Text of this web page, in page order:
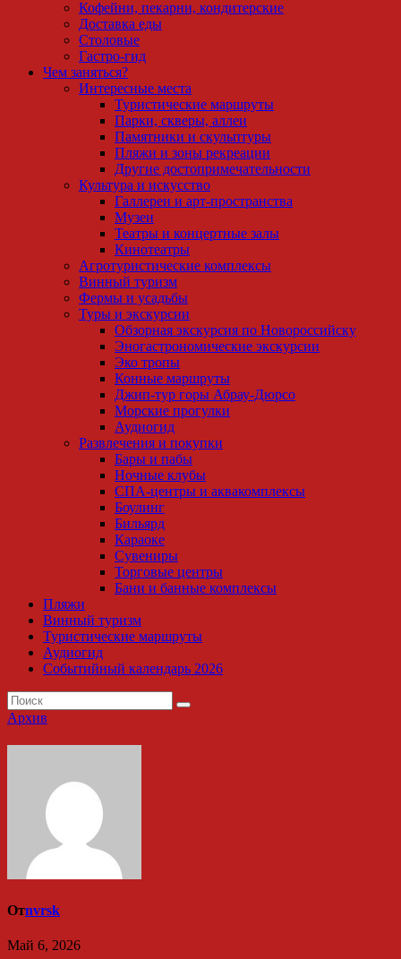
Кофейни, пекарни, кондитерские
Доставка еды
Столовые
Гастро-гид
Чем заняться?
Интересные места
Туристические маршруты
Парки, скверы, аллеи
Памятники и скульптуры
Пляжи и зоны рекреации
Другие достопримечательности
Культура и искусство
Галлереи и арт-пространства
Музеи
Театры и концертные залы
Кинотеатры
Агротуристические комплексы
Винный туризм
Фермы и усадьбы
Туры и экскурсии
Обзорная экскурсия по Новороссийску
Эногастрономические экскурсии
Эко тропы
Конные маршруты
Джип-тур горы Абрау-Дюрсо
Морские прогулки
Аудиогид
Развлечения и покупки
Бары и пабы
Ночные клубы
СПА-центры и аквакомплексы
Боулинг
Бильярд
Караоке
Сувениры
Торговые центры
Бани и банные комплексы
Пляжи
Винный туризм
Туристические маршруты
Аудиогид
Событийный календарь 2026
Архив
Отnvrsk
Май 6, 2026